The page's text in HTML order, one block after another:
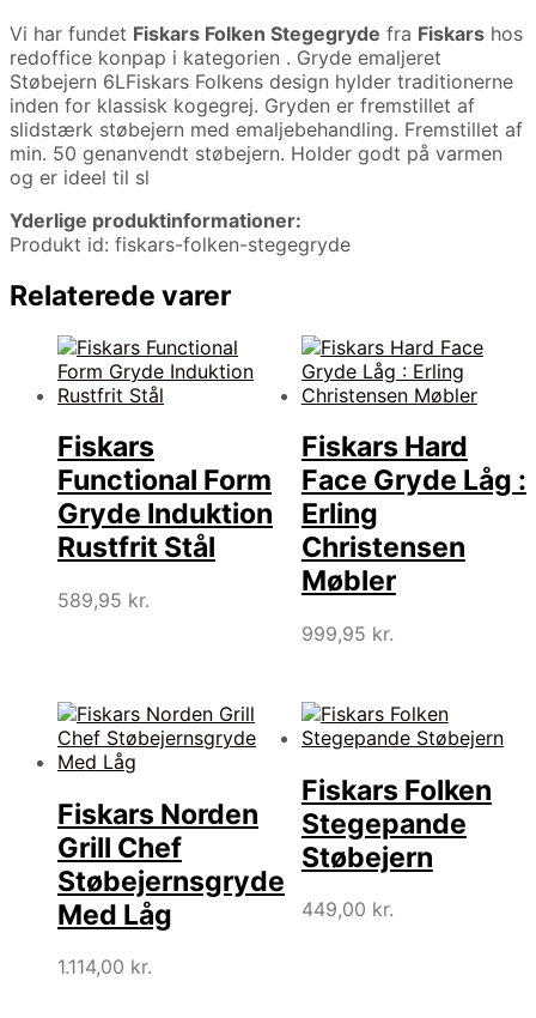
Vi har fundet Fiskars Folken Stegegryde fra Fiskars hos
redoffice konpap i kategorien . Gryde emaljeret
Støbejern 6LFiskars Folkens design hylder traditionerne
inden for klassisk kogegrej. Gryden er fremstillet af
slidstærk støbejern med emaljebehandling. Fremstillet af
min. 50 genanvendt støbejern. Holder godt på varmen
og er ideel til sl
Yderlige produktinformationer:
Produkt id: fiskars-folken-stegegryde
Relaterede varer
Fiskars
Functional Form
Gryde Induktion
Rustfrit Stål
589,95 kr.
Fiskars Hard
Face Gryde Låg :
Erling
Christensen
Møbler
999,95 kr.
Fiskars Norden
Grill Chef
Støbejernsgryde
Med Låg
1.114,00 kr.
Fiskars Folken
Stegepande
Støbejern
449,00 kr.